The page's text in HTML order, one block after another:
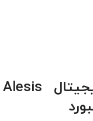
9 عدد پد درام کنترلر دیجیتال Alesis